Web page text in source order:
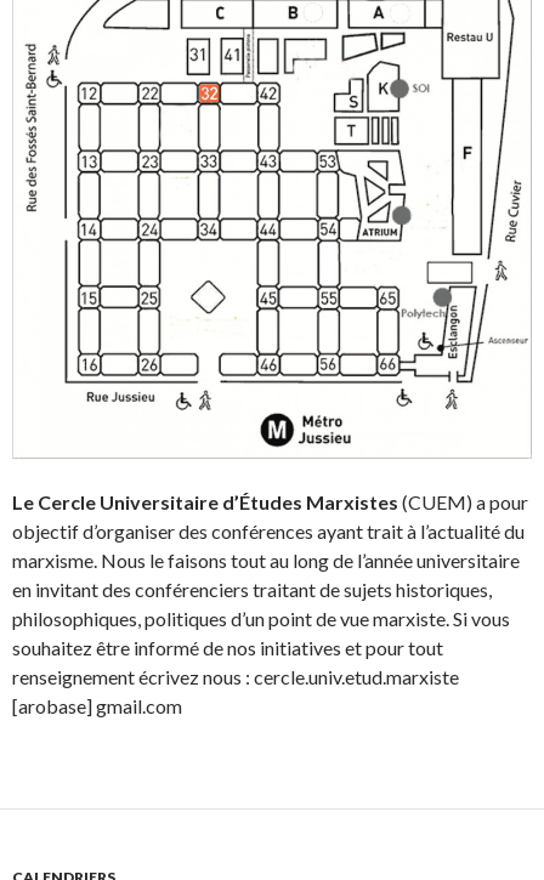
Le Cercle Universitaire d’Études Marxistes (CUEM) a pour
objectif d’organiser des conférences ayant trait à l’actualité du
marxisme. Nous le faisons tout au long de l’année universitaire
en invitant des conférenciers traitant de sujets historiques,
philosophiques, politiques d’un point de vue marxiste. Si vous
souhaitez être informé de nos initiatives et pour tout
renseignement écrivez nous : cercle.univ.etud.marxiste
[arobase] gmail.com